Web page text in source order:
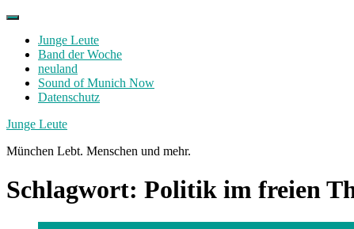
Skip
contentJunge Leute
Band der Woche
neuland
Sound of Munich Now
Datenschutz
Facebook
Twitter
Instagram
Junge Leute
München Lebt. Menschen und mehr.
Schlagwort: Politik im freien